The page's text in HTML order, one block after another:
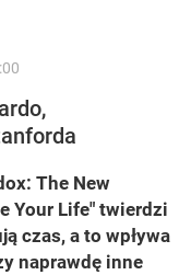
The New
Your Life" twierdzi
czas, a to wpływa
naprawdę inne